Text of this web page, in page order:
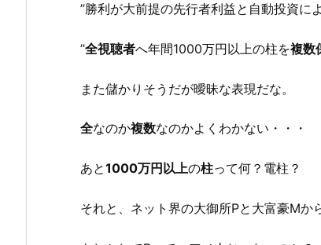
’’勝利が大前提の先行者利益と自動投資に
’’全視聴者へ年間1000万円以上の柱を複数
また儲かりそうだが曖昧な表現だな。
全なのか複数なのかよくわかない・・・
あと1000万円以上の柱って何？電柱？
それと、ネット界の大御所Pと大富豪Mか